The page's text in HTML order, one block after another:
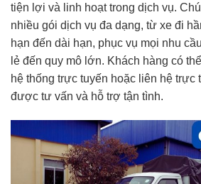
tiện lợi và linh hoạt trong dịch vụ.
nhiều gói dịch vụ đa dạng, từ xe đi
hạn đến dài hạn, phục vụ mọi nhu
lẻ đến quy mô lớn. Khách hàng có
hệ thống trực tuyến hoặc liên hệ trực
được tư vấn và hỗ trợ tận tình.